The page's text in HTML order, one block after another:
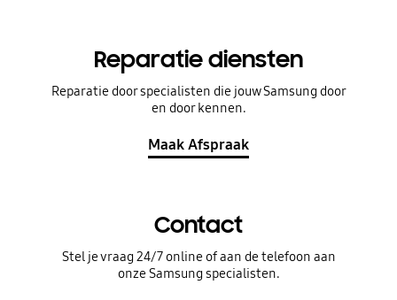
Reparatie diensten
Reparatie door specialisten die jouw Samsung door
en door kennen.
Maak Afspraak
Contact
Stel je vraag 24/7 online of aan de telefoon aan
onze Samsung specialisten.